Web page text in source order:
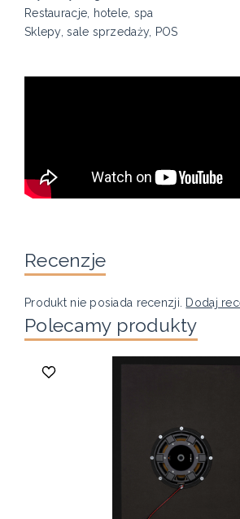
Restauracje, hotele, spa
Sklepy, sale sprzedaży, POS
Recenzje
Produkt nie posiada recenzji. Dodaj
Polecamy produkty